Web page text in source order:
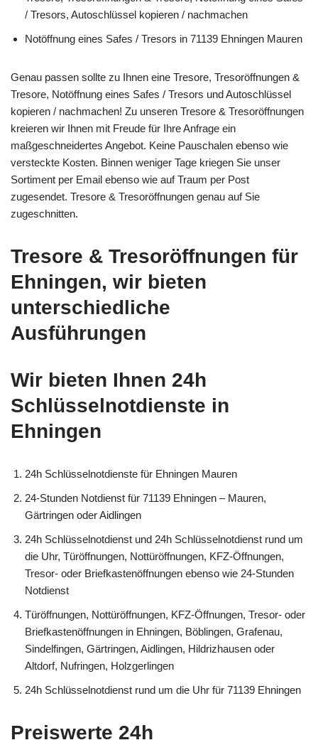
/ Tresors, Autoschlüssel kopieren / nachmachen
Notöffnung eines Safes / Tresors in 71139 Ehningen Mauren
Genau passen sollte zu Ihnen eine Tresore, Tresoröffnungen &
Tresore, Notöffnung eines Safes / Tresors und Autoschlüssel
kopieren / nachmachen! Zu unseren Tresore & Tresoröffnungen
kreieren wir Ihnen mit Freude für Ihre Anfrage ein
maßgeschneidertes Angebot. Keine Pauschalen ebenso wie
versteckte Kosten. Binnen weniger Tage kriegen Sie unser
Sortiment per Email ebenso wie auf Traum per Post
zugesendet. Tresore & Tresoröffnungen genau auf Sie
zugeschnitten.
Tresore & Tresoröffnungen für
Ehningen, wir bieten
unterschiedliche
Ausführungen
Wir bieten Ihnen 24h
Schlüsselnotdienste in
Ehningen
24h Schlüsselnotdienste für Ehningen Mauren
24-Stunden Notdienst für 71139 Ehningen – Mauren,
Gärtringen oder Aidlingen
24h Schlüsselnotdienst und 24h Schlüsselnotdienst rund um
die Uhr, Türöffnungen, Nottüröffnungen, KFZ-Öffnungen,
Tresor- oder Briefkastenöffnungen ebenso wie 24-Stunden
Notdienst
Türöffnungen, Nottüröffnungen, KFZ-Öffnungen, Tresor- oder
Briefkastenöffnungen in Ehningen, Böblingen, Grafenau,
Sindelfingen, Gärtringen, Aidlingen, Hildrizhausen oder
Altdorf, Nufringen, Holzgerlingen
24h Schlüsselnotdienst rund um die Uhr für 71139 Ehningen
Preiswerte 24h